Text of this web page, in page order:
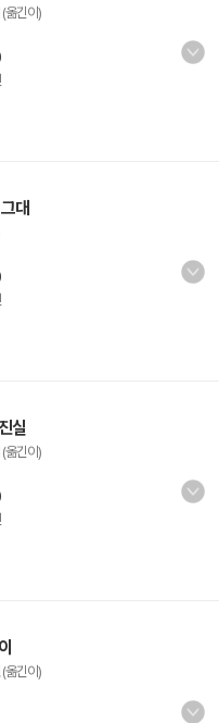
(옮긴이)
대
실
(옮긴이)
(옮긴이)